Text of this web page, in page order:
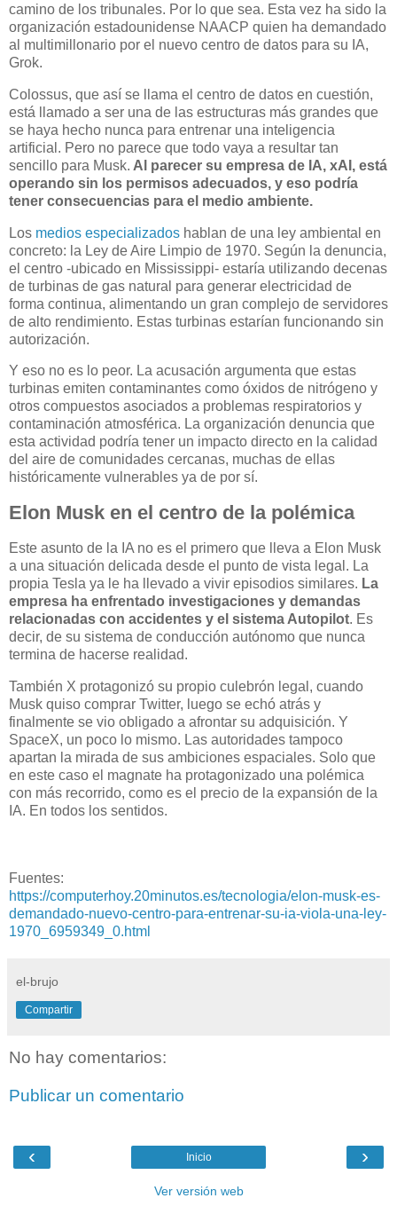
camino de los tribunales. Por lo que sea. Esta vez ha sido la
organización estadounidense NAACP quien ha demandado
al multimillonario por el nuevo centro de datos para su IA,
Grok.
Colossus, que así se llama el centro de datos en cuestión,
está llamado a ser una de las estructuras más grandes que
se haya hecho nunca para entrenar una inteligencia
artificial. Pero no parece que todo vaya a resultar tan
sencillo para Musk. Al parecer su empresa de IA, xAI, está
operando sin los permisos adecuados, y eso podría
tener consecuencias para el medio ambiente.
Los medios especializados hablan de una ley ambiental en
concreto: la Ley de Aire Limpio de 1970. Según la denuncia,
el centro -ubicado en Mississippi- estaría utilizando decenas
de turbinas de gas natural para generar electricidad de
forma continua, alimentando un gran complejo de servidores
de alto rendimiento. Estas turbinas estarían funcionando sin
autorización.
Y eso no es lo peor. La acusación argumenta que estas
turbinas emiten contaminantes como óxidos de nitrógeno y
otros compuestos asociados a problemas respiratorios y
contaminación atmosférica. La organización denuncia que
esta actividad podría tener un impacto directo en la calidad
del aire de comunidades cercanas, muchas de ellas
históricamente vulnerables ya de por sí.
Elon Musk en el centro de la polémica
Este asunto de la IA no es el primero que lleva a Elon Musk
a una situación delicada desde el punto de vista legal. La
propia Tesla ya le ha llevado a vivir episodios similares. La
empresa ha enfrentado investigaciones y demandas
relacionadas con accidentes y el sistema Autopilot. Es
decir, de su sistema de conducción autónomo que nunca
termina de hacerse realidad.
También X protagonizó su propio culebrón legal, cuando
Musk quiso comprar Twitter, luego se echó atrás y
finalmente se vio obligado a afrontar su adquisición. Y
SpaceX, un poco lo mismo. Las autoridades tampoco
apartan la mirada de sus ambiciones espaciales. Solo que
en este caso el magnate ha protagonizado una polémica
con más recorrido, como es el precio de la expansión de la
IA. En todos los sentidos.
Fuentes:
https://computerhoy.20minutos.es/tecnologia/elon-musk-es-
demandado-nuevo-centro-para-entrenar-su-ia-viola-una-ley-
1970_6959349_0.html
el-brujo
Compartir
No hay comentarios:
Publicar un comentario
‹ ›
Inicio
Ver versión web